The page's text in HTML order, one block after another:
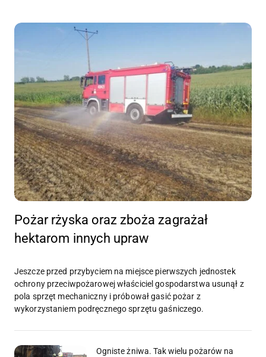
Pożar rżyska oraz zboża zagrażał
hektarom innych upraw
Jeszcze przed przybyciem na miejsce pierwszych jednostek
ochrony przeciwpożarowej właściciel gospodarstwa usunął z
pola sprzęt mechaniczny i próbował gasić pożar z
wykorzystaniem podręcznego sprzętu gaśniczego.
Ogniste żniwa. Tak wielu pożarów na